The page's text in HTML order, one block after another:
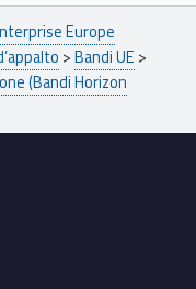
Europe
>Bandi UE >
(Bandi Horizon